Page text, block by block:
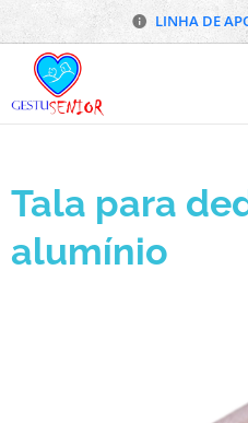
LINHA DE
Tala para
alumínio